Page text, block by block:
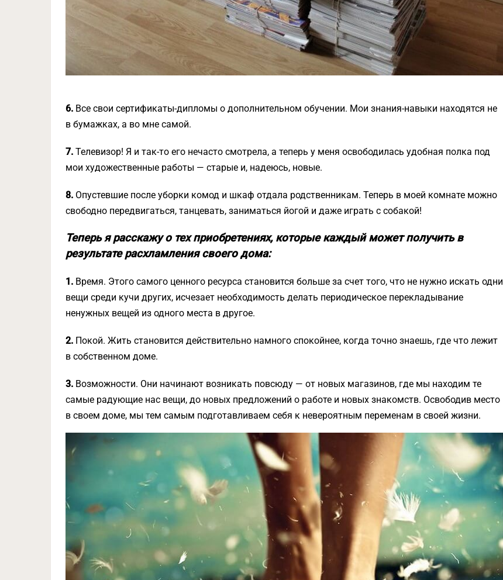
6. Все свои сертификаты-дипломы о дополнительном обучении. Мои знания-навыки находятся не
в бумажках, а во мне самой.
7. Телевизор! Я и так-то его нечасто смотрела, а теперь у меня освободилась удобная полка под
мои художественные работы — старые и, надеюсь, новые.
8. Опустевшие после уборки комод и шкаф отдала родственникам. Теперь в моей комнате можно
свободно передвигаться, танцевать, заниматься йогой и даже играть с собакой!
Теперь я расскажу о тех приобретениях, которые каждый может получить в
результате расхламления своего дома:
1. Время. Этого самого ценного ресурса становится больше за счет того, что не нужно искать одни
вещи среди кучи других, исчезает необходимость делать периодическое перекладывание
ненужных вещей из одного места в другое.
2. Покой. Жить становится действительно намного спокойнее, когда точно знаешь, где что лежит
в собственном доме.
3. Возможности. Они начинают возникать повсюду — от новых магазинов, где мы находим те
самые радующие нас вещи, до новых предложений о работе и новых знакомств. Освободив место
в своем доме, мы тем самым подготавливаем себя к невероятным переменам в своей жизни.